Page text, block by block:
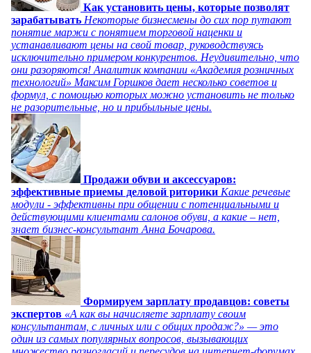
Как установить цены, которые позволят
зарабатывать Некоторые бизнесмены до сих пор путают
понятие маржи с понятием торговой наценки и
устанавливают цены на свой товар, руководствуясь
исключительно примером конкурентов. Неудивительно, что
они разоряются! Аналитик компании «Академия розничных
технологий» Максим Горшков дает несколько советов и
формул, с помощью которых можно установить не только
не разорительные, но и прибыльные цены.
Продажи обуви и аксессуаров:
эффективные приемы деловой риторики Какие речевые
модули - эффективны при общении с потенциальными и
действующими клиентами салонов обуви, а какие – нет,
знает бизнес-консультант Анна Бочарова.
Формируем зарплату продавцов: советы
экспертов «А как вы начисляете зарплату своим
консультантам, с личных или с общих продаж?» — это
один из самых популярных вопросов, вызывающих